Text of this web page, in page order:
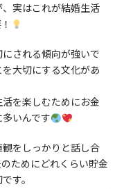
実はこれが結婚生活
される傾向が強いで
大切にする文化があ
を楽しむためにお金
いんです
をしっかりと話し合
ためにどれくらい貯金
す。